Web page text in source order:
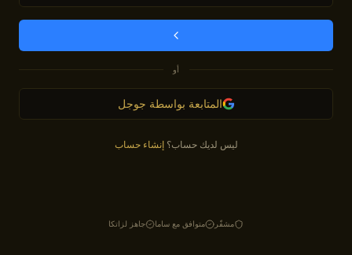
أو
المتابعة بواسطة جوجل
ليس لديك حساب؟ إنشاء حساب
مشفّر متوافق مع ساما جاهز لزاتكا